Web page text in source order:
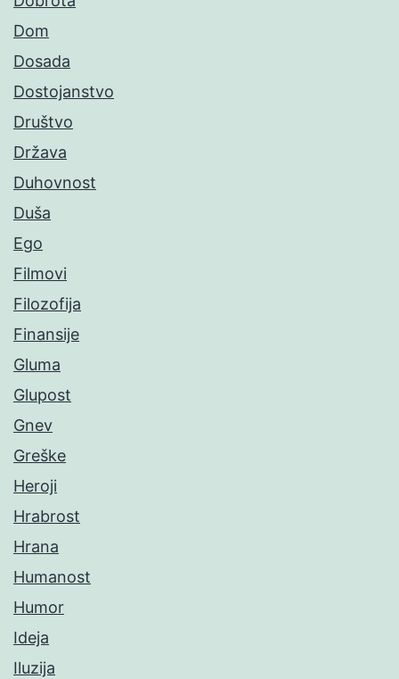
Dom
Dosada
Dostojanstvo
Društvo
Država
Duhovnost
Duša
Ego
Filmovi
Filozofija
Finansije
Gluma
Glupost
Gnev
Greške
Heroji
Hrabrost
Hrana
Humanost
Humor
Ideja
Iluzija